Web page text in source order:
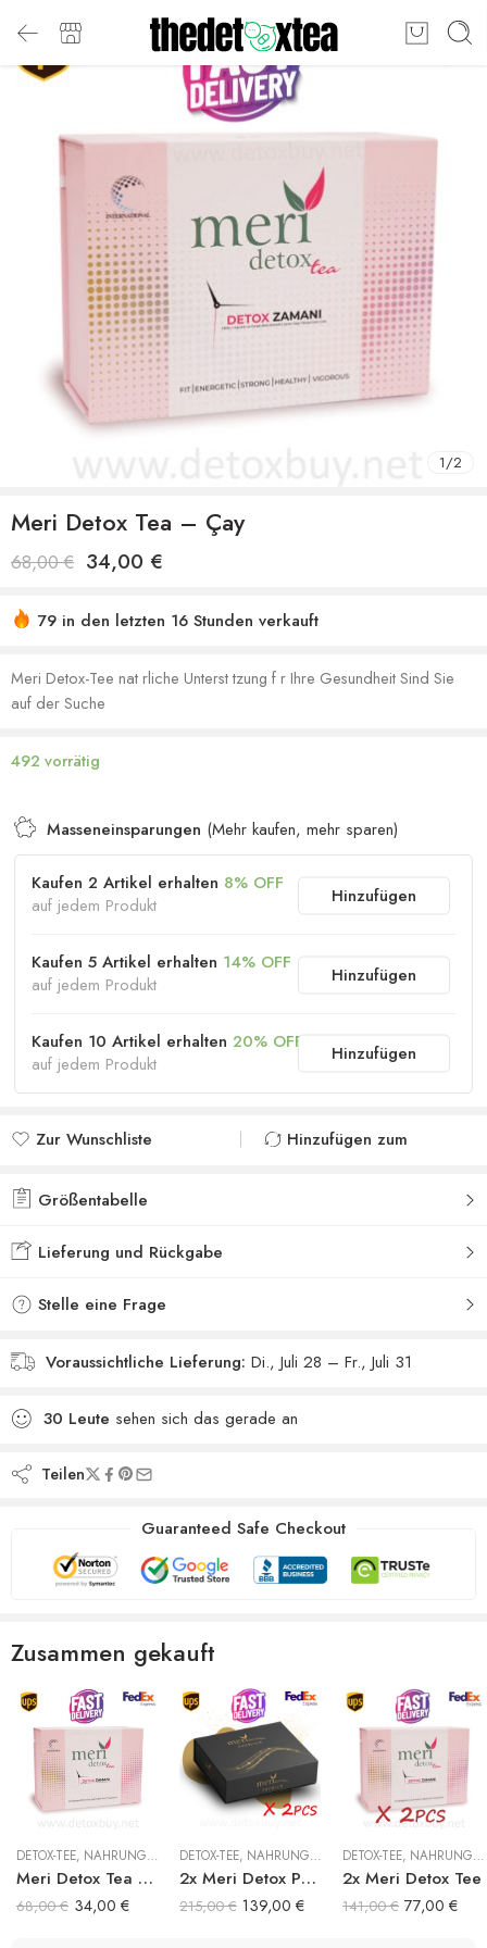
1/2
Meri Detox Tea – Çay
68,00€ 34,00 €
79 in den letzten 16 Stunden verkauft
Einkaufswagen
Meri Detox-Tee nat rliche Unterst tzung f r Ihre Gesundheit Sind Sie
auf der Suche
492 vorrätig
Masseneinsparungen (Mehr kaufen, mehr sparen)
Kaufen 2 Artikel erhalten 8% OFF
auf jedem Produkt
Hinzufügen
Kaufen 5 Artikel erhalten 14% OFF
auf jedem Produkt
Hinzufügen
Kaufen 10 Artikel erhalten 20% OFF
auf jedem Produkt
Hinzufügen
Zur Wunschliste
Zur Wunschliste
Hinzufügen zum
Größentabelle
Lieferung und Rückgabe
Stelle eine Frage
Voraussichtliche Lieferung: Di., Juli 28 – Fr., Juli 31
30 Leute sehen sich das gerade an
Teilen
Guaranteed Safe Checkout
Zusammen gekauft
DETOX-TEE, NAHRUNGSERGÄNZUNG
Meri Detox Tea – Çay
68,00€ 34,00 €
DETOX-TEE, NAHRUNGSERGÄNZUNG
2x Meri Detox Premium
215,00€ 139,00 €
DETOX-TEE, NAHRUNGSERGÄNZUNG
2x Meri Detox Tee
141,00€ 77,00 €